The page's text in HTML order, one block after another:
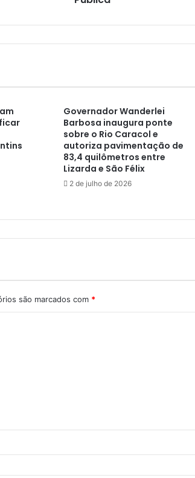
Governador Wanderlei
Barbosa inaugura ponte
sobre o Rio Caracol e
autoriza pavimentação de
83,4 quilômetros entre
Lizarda e São Félix
2 de julho de 2026
são marcados com *